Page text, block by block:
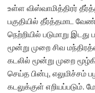
உள்ள விஸ்வாமித்திரர்
பகுதியில் தீர்த்தமாட
நெற்றியில் படுமாறு
மூன்று முறை சிவ
கடலில் மூன்று முறை
செய்த பின்பு, எலுமிச்சம்
கடலுக்குள்